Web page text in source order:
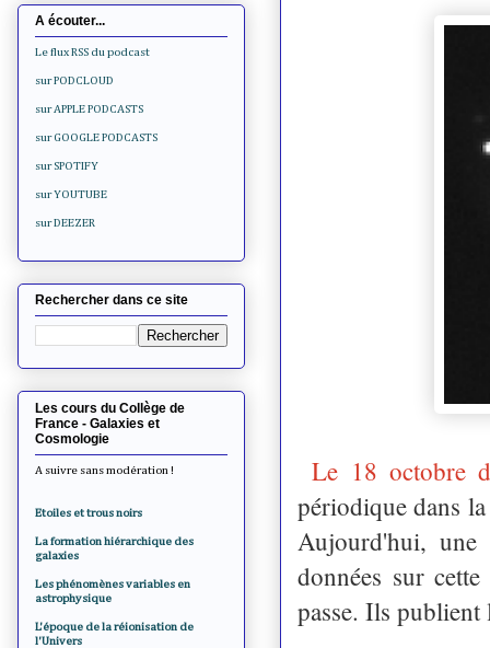
Le 18 octobre
périodique dans
Aujourd'hui, une
données sur
passe. Ils
A écouter...
Le flux RSS du podcast
sur PODCLOUD
sur APPLE PODCASTS
sur GOOGLE PODCASTS
sur SPOTIFY
sur YOUTUBE
sur DEEZER
Rechercher dans ce site
Les cours du Collège de
France - Galaxies et
Cosmologie
A suivre sans modération !
Etoiles et trous noirs
La formation hiérarchique des
galaxies
Les phénomènes variables en
astrophysique
L'époque de la réionisation de
l'Univers